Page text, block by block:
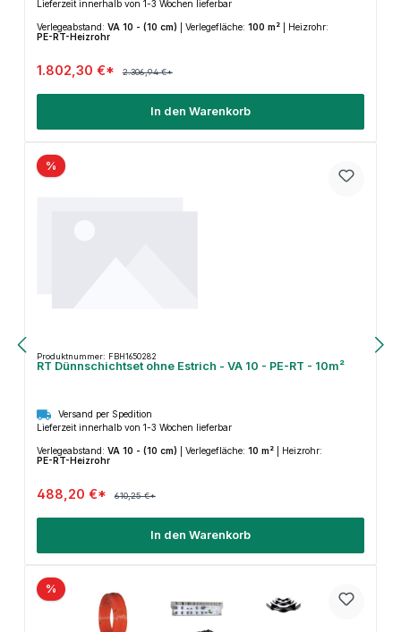
Lieferzeit innerhalb von 1-3 Wochen lieferbar
Verlegeabstand: VA 10 - (10 cm) Verlegefläche: 100 m²
Heizrohr:
PE-RT-Heizrohr
1.802,30 €* 2.306,94 €*
In den Warenkorb
%
Produktnummer: FBH1650282
RT Dünnschichtset ohne Estrich - VA 10 - PE-RT - 10m²
Versand per Spedition
Lieferzeit innerhalb von 1-3 Wochen lieferbar
Verlegeabstand: VA 10 - (10 cm) Verlegefläche: 10 m²
Heizrohr:
PE-RT-Heizrohr
488,20 €* 610,25 €*
In den Warenkorb
%